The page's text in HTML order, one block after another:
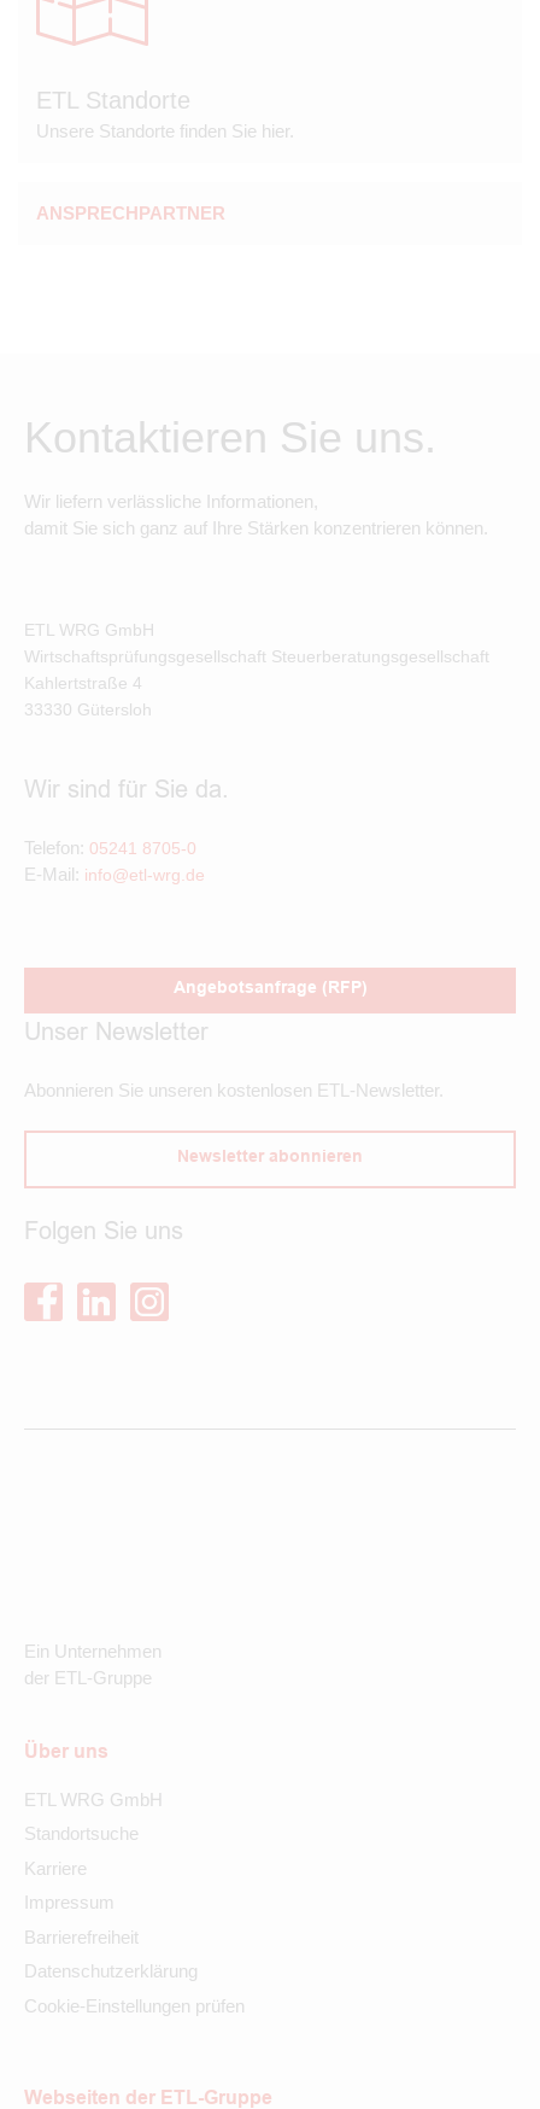
ETL Standorte
Unsere Standorte finden Sie hier.
ANSPRECHPARTNER
Kontaktieren Sie uns.
Wir liefern verlässliche Informationen,
damit Sie sich ganz auf Ihre Stärken konzentrieren können.
ETL WRG GmbH
Wirtschaftsprüfungsgesellschaft Steuerberatungsgesellschaft
Kahlertstraße 4
33330 Gütersloh
Wir sind für Sie da.
Telefon: 05241 8705-0
E-Mail: info@etl-wrg.de
Angebotsanfrage (RFP)
Unser Newsletter
Abonnieren Sie unseren kostenlosen ETL-Newsletter.
Newsletter abonnieren
Folgen Sie uns
Ein Unternehmen
der ETL-Gruppe
Über uns
ETL WRG GmbH
Standortsuche
Karriere
Impressum
Barrierefreiheit
Datenschutzerklärung
Cookie-Einstellungen prüfen
Webseiten der ETL-Gruppe